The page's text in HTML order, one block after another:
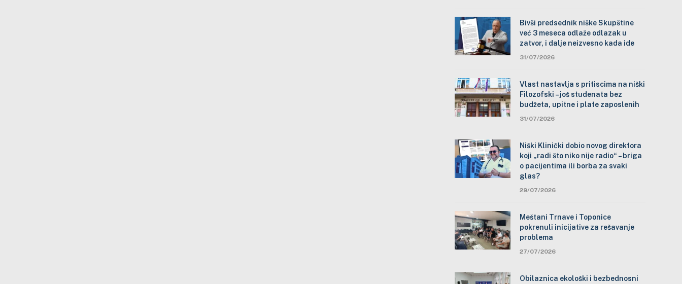
Bivši predsednik niške Skupštine
već 3 meseca odlaže odlazak u
zatvor, i dalje neizvesno kada ide
31/07/2026
Vlast nastavlja s pritiscima na niški
Filozofski – još studenata bez
budžeta, upitne i plate zaposlenih
31/07/2026
Niški Klinički dobio novog direktora
koji „radi što niko nije radio“ – briga
o pacijentima ili borba za svaki
glas?
29/07/2026
Meštani Trnave i Toponice
pokrenuli inicijative za rešavanje
problema
27/07/2026
Obilaznica ekološki i bezbednosni